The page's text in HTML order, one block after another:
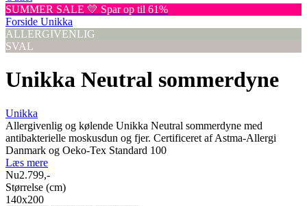
SUMMER SALE 💛 Spar op til 61%
Forside Unikka
ALLERGIVENLIG
SVAL
Unikka Neutral sommerdyne
Unikka
Allergivenlig og kølende Unikka Neutral sommerdyne med
antibakterielle moskusdun og fjer. Certificeret af Astma-Allergi
Danmark og Oeko-Tex Standard 100
Læs mere
Nu2.799,-
Størrelse (cm)
140x200